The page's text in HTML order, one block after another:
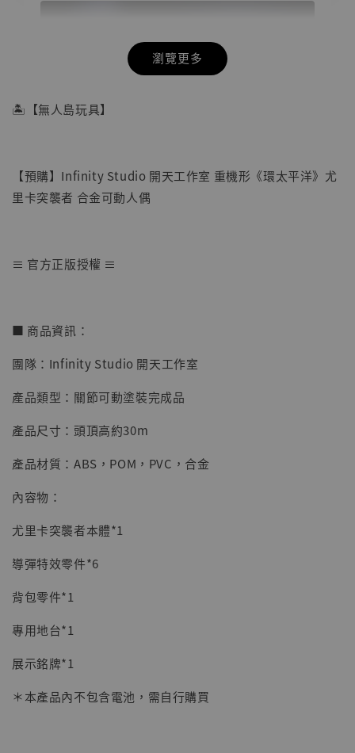
NT$ 1,500
NT$ 1,870
瀏覽更多
🏝【無人島玩具】
【預購】Infinity Studio 開天工作室 重機形《環太平洋》尤
里卡突襲者 合金可動人偶
≡ 官方正版授權 ≡
■ 商品資訊：
團隊：Infinity Studio 開天工作室
產品類型：關節可動塗裝完成品
產品尺寸：頭頂高約30m
產品材質：ABS，POM，PVC，合金
內容物：
尤里卡突襲者本體*1
導彈特效零件*6
背包零件*1
專用地台*1
展示銘牌*1
＊本產品內不包含電池，需自行購買